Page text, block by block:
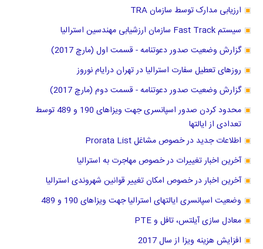
ارزیابی مدارک توسط سازمان TRA
سیستم Fast Track سازمان ارزشیابی مهندسین استرالیا
گزارش وضعیت صدور دعوتنامه - قسمت اول (مارچ 2017)
روزهای تعطیل سفارت استرالیا در تهران درایام نوروز
گزارش وضعیت صدور دعوتنامه - قسمت دوم (مارچ 2017)
محدود کردن صدور اسپانسری جهت ویزاهای 190 و 489 توسط
تعدادی از ایالتها
اطلاعات جدید در خصوص مشاغل Prorata List
آخرین اخبار تغییرات در خصوص مهاجرت به استرالیا
آخرین اخبار در خصوص امکان تغییر قوانین شهروندی استرالیا
وضعیت اسپانسری ایالتهای استرالیا جهت ویزاهای 190 و 489
معادل سازی آیلتس، تافل و PTE
افزایش هزینه ویزا از سال 2017